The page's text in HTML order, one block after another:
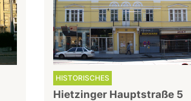
HISTORISCHES
Hietzinger Hauptstraße 5